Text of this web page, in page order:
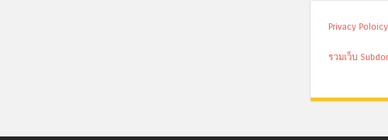
Privacy Poloicy
รวมเว็บ